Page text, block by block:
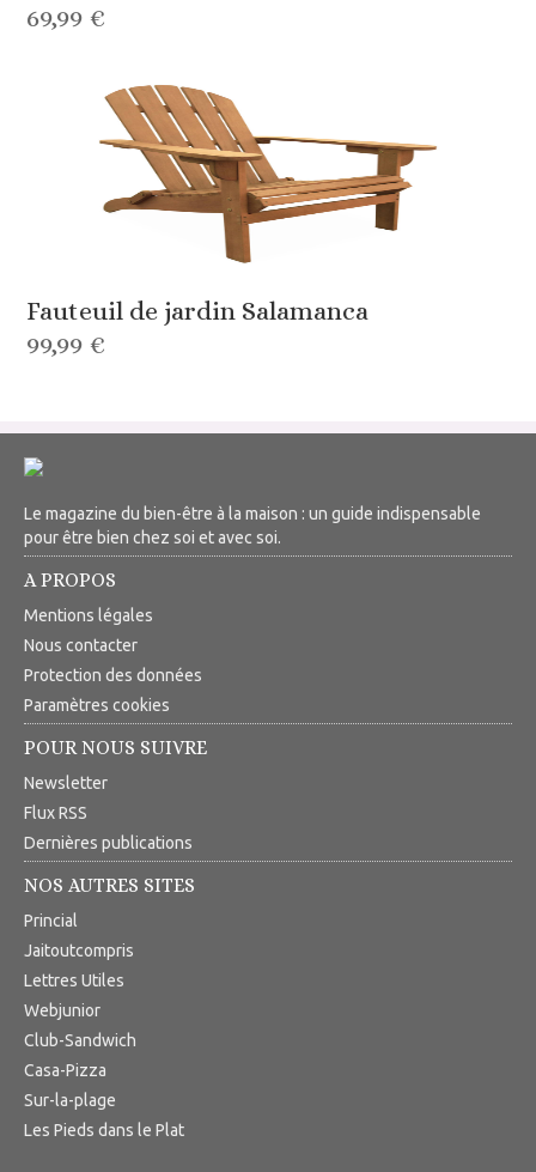
69,99 €
Fauteuil de jardin Salamanca
99,99 €
Le magazine du bien-être à la maison : un guide indispensable
pour être bien chez soi et avec soi.
A PROPOS
Mentions légales
Nous contacter
Protection des données
Paramètres cookies
POUR NOUS SUIVRE
Newsletter
Flux RSS
Dernières publications
NOS AUTRES SITES
Princial
Jaitoutcompris
Lettres Utiles
Webjunior
Club-Sandwich
Casa-Pizza
Sur-la-plage
Les Pieds dans le Plat